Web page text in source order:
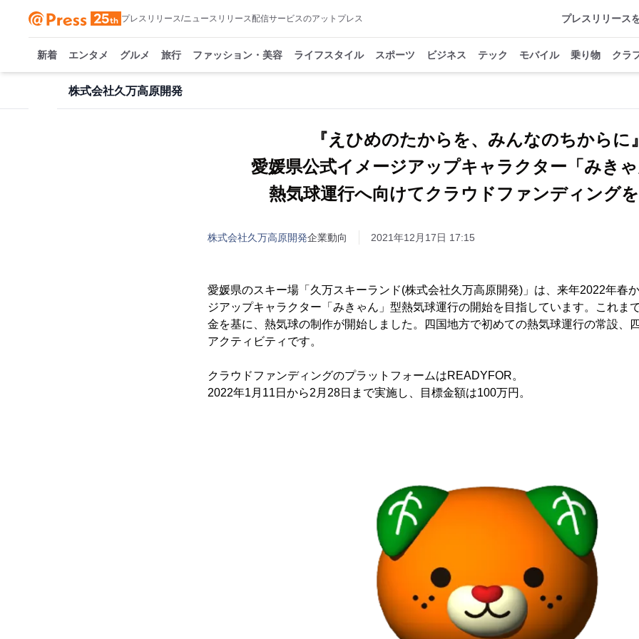
プレスリリース/ニュースリリース配信サービスのアットプレス プレスリリース
新着 エンタメ グルメ 旅行 ファッション・美容 ライフスタイル スポーツ ビジネス テック モバイル 乗り物 クラ
株式会社久万高原開発
『えひめのたからを、みんなのちからに』
愛媛県公式イメージアップキャラクター「みき
熱気球運行へ向けてクラウドファンディングを
株式会社久万高原開発企業動向 2021年12月17日 17:15
愛媛県のスキー場「久万スキーランド(株式会社久万高原開発)」は、来年2022年春
ジアップキャラクター「みきゃん」型熱気球運行の開始を目指しています。これま
金を基に、熱気球の制作が開始しました。四国地方で初めての熱気球運行の常設、
アクティビティです。
クラウドファンディングのプラットフォームはREADYFOR。
2022年1月11日から2月28日まで実施し、目標金額は100万円。